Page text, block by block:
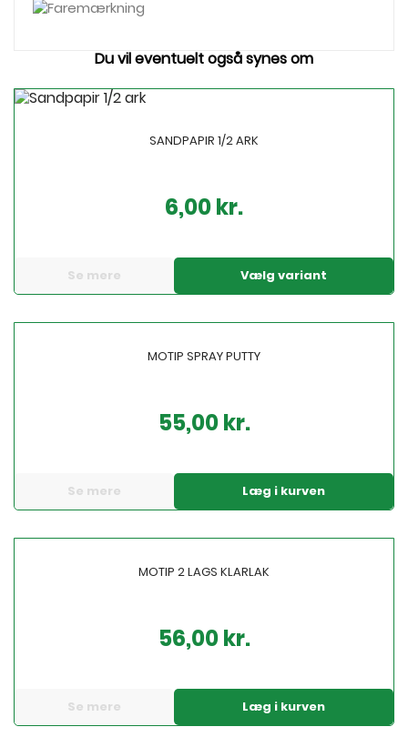
Du vil eventuelt også synes om
SANDPAPIR 1/2 ARK
6,00 kr.
Se mere Vælg variant
MOTIP SPRAY PUTTY
55,00 kr.
Se mere Læg i kurven
MOTIP 2 LAGS KLARLAK
56,00 kr.
Se mere Læg i kurven